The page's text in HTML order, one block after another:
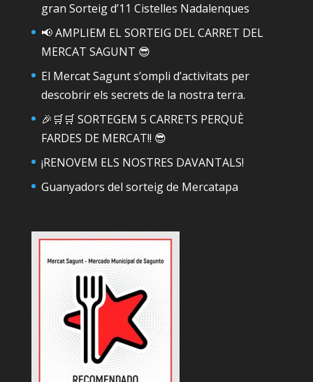
gran Sorteig d’11 Cistelles Nadalenques
📢 AMPLIEM EL SORTEIG DEL CARRET DEL
MERCAT SAGUNT 😎
El Mercat Sagunt s’ompli d’activitats per
descobrir els secrets de la nostra terra.
🎉🛒🛒 SORTEGEM 5 CARRETS PERQUÈ
FARDES DE MERCAT!! 😎
¡RENOVEM ELS NOSTRES DAVANTALS!
Guanyadors del sorteig de Mercatapa